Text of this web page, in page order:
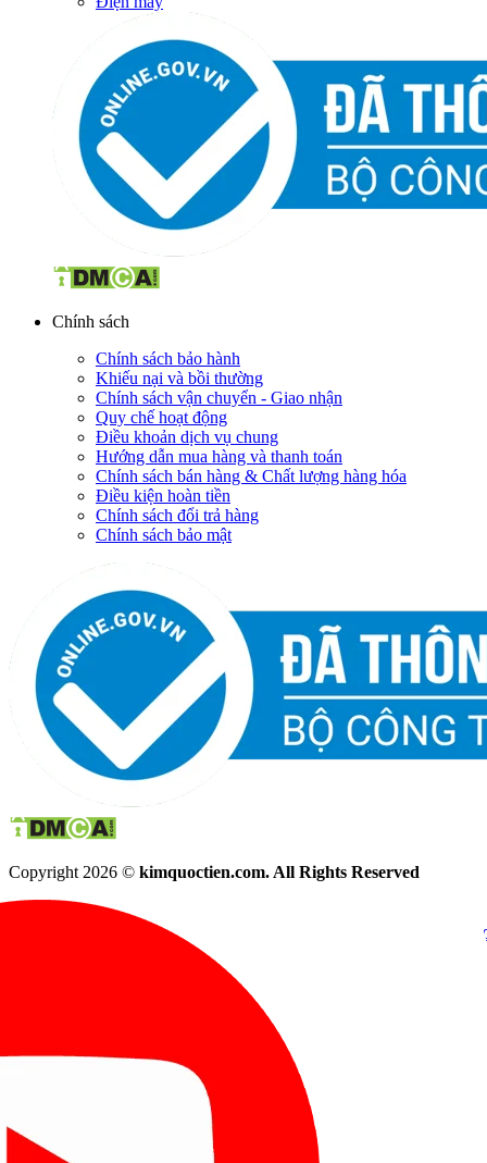
Chính sách
Chính sách bảo hành
Khiếu nại và bồi thường
Chính sách vận chuyển - Giao nhận
Quy chế hoạt động
Điều khoản dịch vụ chung
Hướng dẫn mua hàng và thanh toán
Chính sách bán hàng & Chất lượng hàng hóa
Điều kiện hoàn tiền
Chính sách đổi trả hàng
Chính sách bảo mật
Copyright 2026 © kimquoctien.com. All Rights Reserved
(8h00 - 21h30)
(8h00 -